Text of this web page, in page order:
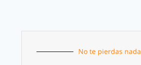
No te pierdas nada